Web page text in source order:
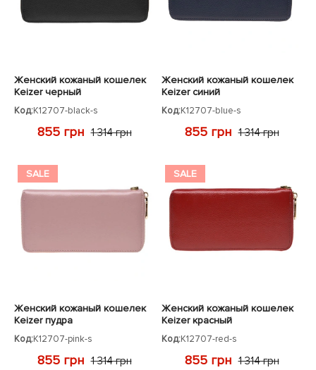
Женский кожаный кошелек
Keizer черный
Код:K12707-black-s
855 грн 1 314 грн
Женский кожаный кошелек
Keizer синий
Код:K12707-blue-s
855 грн 1 314 грн
SALE
Женский кожаный кошелек
Keizer пудра
Код:K12707-pink-s
855 грн 1 314 грн
SALE
Женский кожаный кошелек
Keizer красный
Код:K12707-red-s
855 грн 1 314 грн